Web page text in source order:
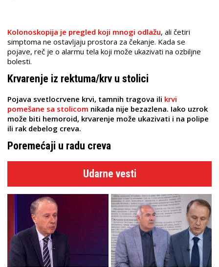
Kolonoskopija je pregled koji mnogi odlažu, ali četiri
simptoma ne ostavljaju prostora za čekanje. Kada se
pojave, reč je o alarmu tela koji može ukazivati na ozbiljne
bolesti.
Krvarenje iz rektuma/krv u stolici
Pojava svetlocrvene krvi, tamnih tragova ili krvi
pomešane sa stolicom nikada nije bezazlena. Iako uzrok
može biti hemoroid, krvarenje može ukazivati i na polipe
ili rak debelog creva.
Poremećaji u radu creva
Udarne vesti